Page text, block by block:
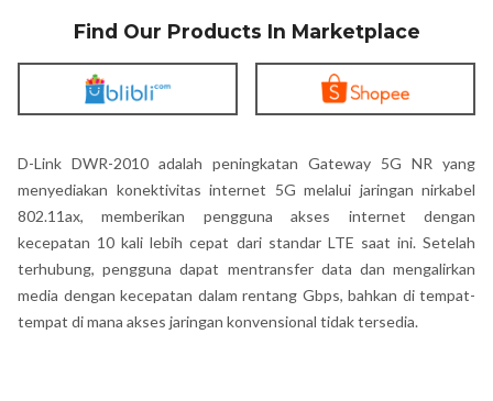
Find Our Products In Marketplace
D-Link DWR-2010 adalah peningkatan Gateway 5G NR yang
menyediakan konektivitas internet 5G melalui jaringan nirkabel
802.11ax, memberikan pengguna akses internet dengan
kecepatan 10 kali lebih cepat dari standar LTE saat ini. Setelah
terhubung, pengguna dapat mentransfer data dan mengalirkan
media dengan kecepatan dalam rentang Gbps, bahkan di tempat-
tempat di mana akses jaringan konvensional tidak tersedia.